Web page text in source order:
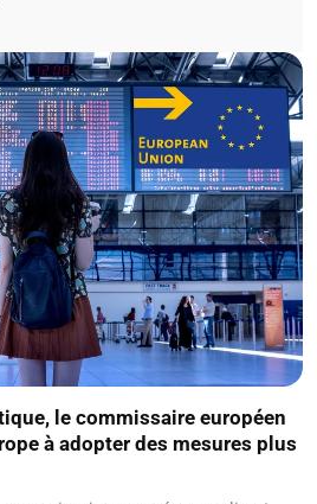
le commissaire européen
à adopter des mesures plus